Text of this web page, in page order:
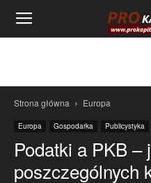
Strona główna Europa
Europa Gospodarka Publicystyka
Podatki a PKB –
poszczególnych